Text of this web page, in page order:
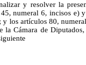
y resolver la
numeral 6, incisos e)
y los artículos 80,
la Cámara de